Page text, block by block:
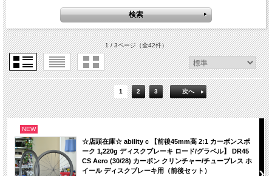
1 / 3ページ（全42件）
1 2 3 次へ
NEW
☆店頭在庫☆ ability c 【前後45mm高 2:1 カーボンスポ
ーク 1,220g ディスクブレーキ ロード/グラベル】 DR45
CS Aero (30/28) カーボン クリンチャー/チューブレス ホ
イール ディスクブレーキ用（前後セット）